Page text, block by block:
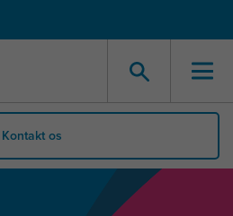
Kontakt os